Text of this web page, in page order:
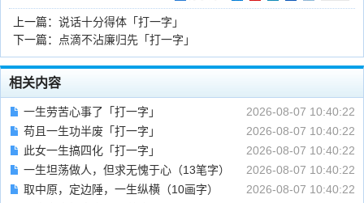
上一篇： 说话十分得体「打一字」
下一篇：
点滴不沾廉归先「打一字」
相关内容
2026-08-07 10:40:22
一生劳苦心事了「打一字」
2026-08-07 10:40:22
苟且一生功半废「打一字」
2026-08-07 10:40:22
此女一生搞四化「打一字」
2026-08-07 10:40:22
一生坦荡做人，但求无愧于心（13笔字）
2026-08-07 10:40:22
取中原，定边陲，一生纵横（10画字）